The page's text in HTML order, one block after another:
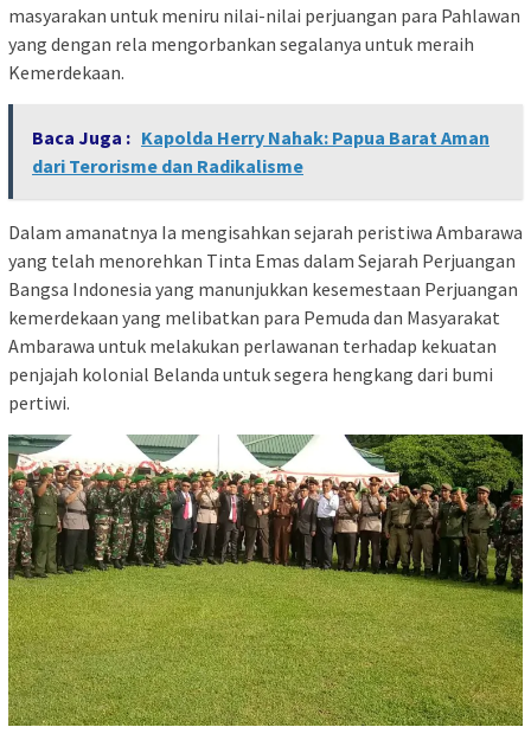
masyarakan untuk meniru nilai-nilai perjuangan para Pahlawan
yang dengan rela mengorbankan segalanya untuk meraih
Kemerdekaan.
Baca Juga : Kapolda Herry Nahak: Papua Barat Aman
dari Terorisme dan Radikalisme
Dalam amanatnya Ia mengisahkan sejarah peristiwa Ambarawa
yang telah menorehkan Tinta Emas dalam Sejarah Perjuangan
Bangsa Indonesia yang manunjukkan kesemestaan Perjuangan
kemerdekaan yang melibatkan para Pemuda dan Masyarakat
Ambarawa untuk melakukan perlawanan terhadap kekuatan
penjajah kolonial Belanda untuk segera hengkang dari bumi
pertiwi.